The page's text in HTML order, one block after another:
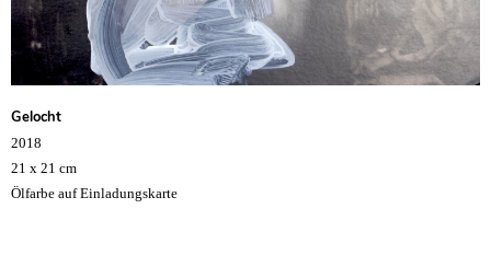
Gelocht
2018
21 x 21 cm
Ölfarbe auf Einladungskarte